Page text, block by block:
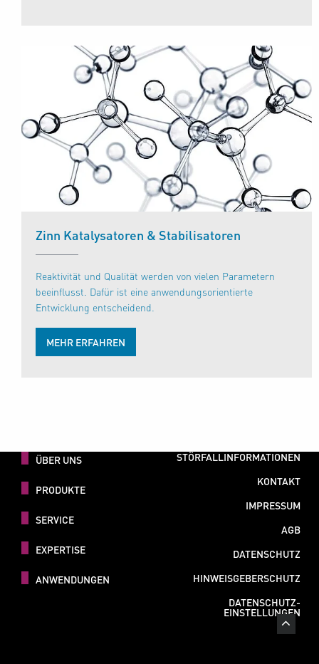
Zinn Katalysatoren & Stabilisatoren
Reaktivität und Qualität werden von vielen Parametern
beeinflusst. Dafür ist eine anwendungsorientierte
Entwicklung entscheidend.
MEHR ERFAHREN
ÜBER UNS
PRODUKTE
SERVICE
EXPERTISE
ANWENDUNGEN
STÖRFALLINFORMATIONEN
KONTAKT
IMPRESSUM
AGB
DATENSCHUTZ
HINWEISGEBERSCHUTZ
DATENSCHUTZ-
EINSTELLUNGEN